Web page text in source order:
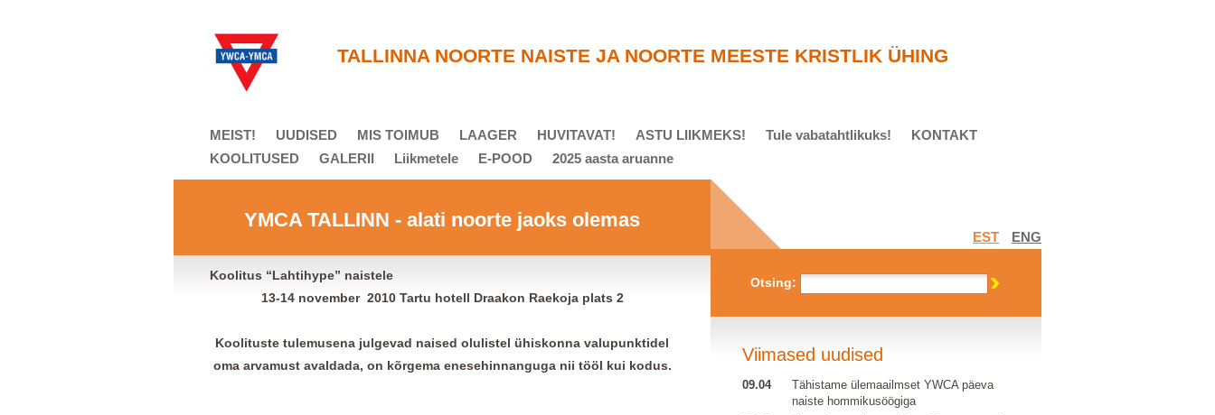
TALLINNA NOORTE NAISTE JA NOORTE MEESTE KRISTLIK ÜHING
MEIST! UUDISED MIS TOIMUB LAAGER HUVITAVAT! ASTU LIIKMEKS! Tule vabatahtlikuks!
KONTAKT
KOOLITUSED
GALERII Liikmetele E-POOD 2025 aasta aruanne
YMCA TALLINN - alati noorte jaoks olemas
Koolitus “Lahtihype” naistele
13-14 november 2010 Tartu hotell Draakon Raekoja plats 2
Koolituste tulemusena julgevad naised olulistel ühiskonna valupunktidel
oma arvamust avaldada, on kõrgema enesehinnanguga nii tööl kui kodus.
EST ENG
Otsing:
Viimased uudised
09.04
Tähistame ülemaailmset YWCA päeva
naiste hommikusöögiga